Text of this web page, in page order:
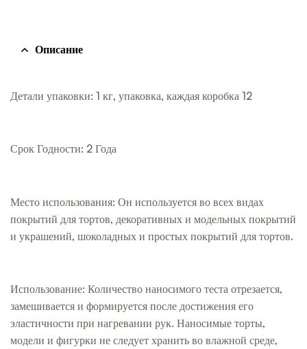
Описание
Детали упаковки: 1 кг, упаковка, каждая коробка 12
Срок Годности: 2 Года
Место использования: Он используется во всех видах
покрытий для тортов, декоративных и модельных покрытий
и украшений, шоколадных и простых покрытий для тортов.
Использование: Количество наносимого теста отрезается,
замешивается и формируется после достижения его
эластичности при нагревании рук. Наносимые торты,
модели и фигурки не следует хранить во влажной среде,